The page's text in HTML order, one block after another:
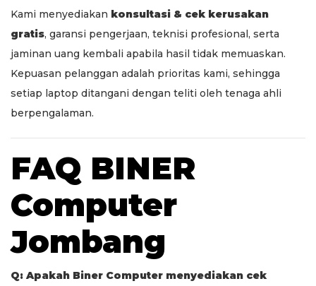
Kami menyediakan konsultasi & cek kerusakan
gratis, garansi pengerjaan, teknisi profesional, serta
jaminan uang kembali apabila hasil tidak memuaskan.
Kepuasan pelanggan adalah prioritas kami, sehingga
setiap laptop ditangani dengan teliti oleh tenaga ahli
berpengalaman.
FAQ BINER
Computer
Jombang
Q: Apakah Biner Computer menyediakan cek